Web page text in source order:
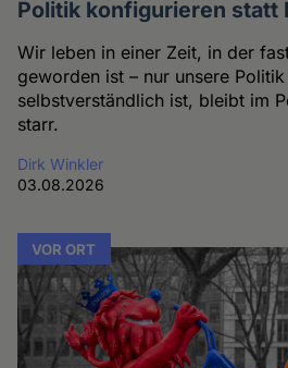
Politik konfigurieren statt
Wir leben in einer Zeit, in der
geworden ist – nur unsere
selbstverständlich ist, bleibt im
starr.
Dirk Winkler
03.08.2026
VOR ORT